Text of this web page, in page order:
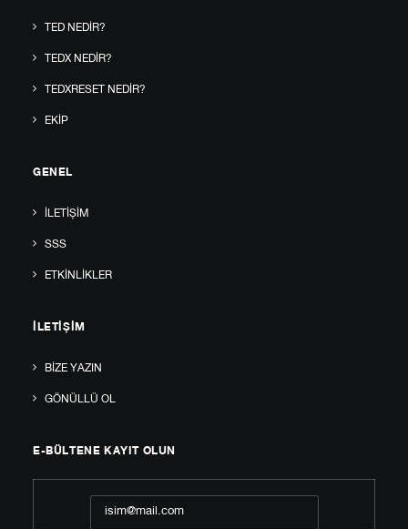
TED NEDIR?
TEDX NEDIR?
TEDXRESET NEDIR?
EKIP
GENEL
İLETIŞIM
SSS
ETKINLIKLER
İLETIŞIM
BIZE YAZIN
GÖNÜLLÜ OL
E-BÜLTENE KAYIT OLUN